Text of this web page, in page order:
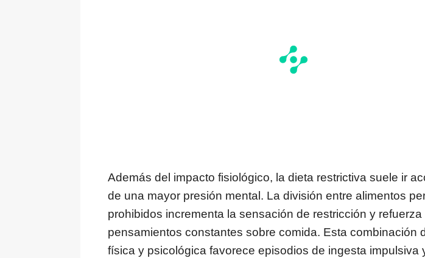
Además del impacto fisiológico, la dieta restrictiva suele ir
de una mayor presión mental. La división entre alimentos
prohibidos incrementa la sensación de restricción y refuerza
pensamientos constantes sobre comida. Esta combinación
física y psicológica favorece episodios de ingesta impulsiva